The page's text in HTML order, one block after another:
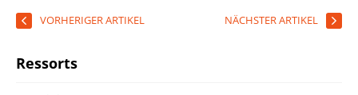
VORHERIGER ARTIKEL NÄCHSTER ARTIKEL
Ressorts